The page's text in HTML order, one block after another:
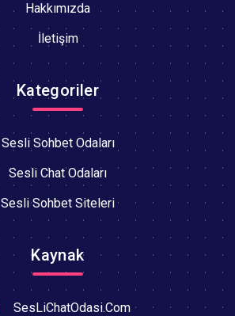
Hakkımızda
İletişim
Kategoriler
Sesli Sohbet Odaları
Sesli Chat Odaları
Sesli Sohbet Siteleri
Kaynak
SesLiChatOdasi.Com